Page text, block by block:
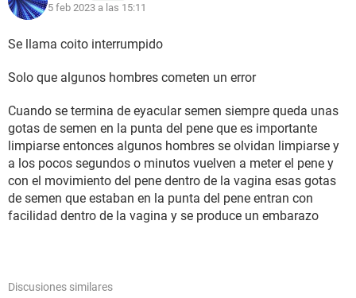
5 feb 2023 a las 15:11
Se llama coito interrumpido
Solo que algunos hombres cometen un error
Cuando se termina de eyacular semen siempre queda unas
gotas de semen en la punta del pene que es importante
limpiarse entonces algunos hombres se olvidan limpiarse y
a los pocos segundos o minutos vuelven a meter el pene y
con el movimiento del pene dentro de la vagina esas gotas
de semen que estaban en la punta del pene entran con
facilidad dentro de la vagina y se produce un embarazo
Discusiones similares